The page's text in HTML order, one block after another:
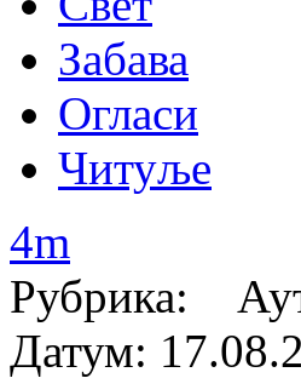
Забава
Огласи
Читуље
4m
Рубрика:
Датум: